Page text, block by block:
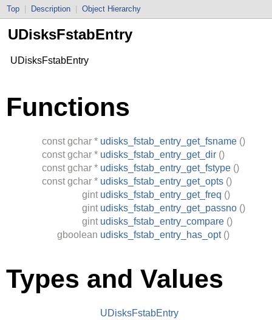
Top Description Object Hierarchy
UDisksFstabEntry
UDisksFstabEntry
Functions
const gchar * udisks_fstab_entry_get_fsname ()
const gchar * udisks_fstab_entry_get_dir ()
const gchar * udisks_fstab_entry_get_fstype ()
const gchar * udisks_fstab_entry_get_opts ()
gint udisks_fstab_entry_get_freq ()
gint udisks_fstab_entry_get_passno ()
gint udisks_fstab_entry_compare ()
gboolean udisks_fstab_entry_has_opt ()
Types and Values
UDisksFstabEntry